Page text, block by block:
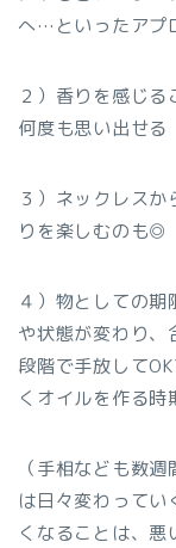
へ…といったアプ
２）香りを感じ
何度も思い出せる
３）ネックレス
りを楽しむのも◎
４）物としての
や状態が変わり、
段階で手放して
くオイルを作る時
（手相なども数
は日々変わって
くなることは、